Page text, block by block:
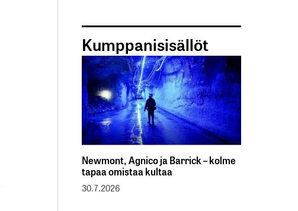
Kumppanisisällöt
Newmont, Agnico ja Barrick – kolme
tapaa omistaa kultaa
30.7.2026